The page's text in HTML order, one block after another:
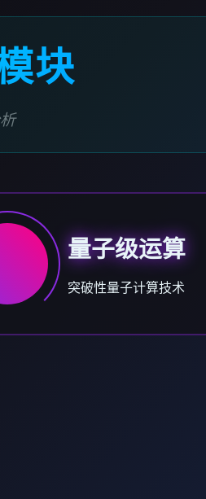
块
量子级运算
突破性量子计算技术